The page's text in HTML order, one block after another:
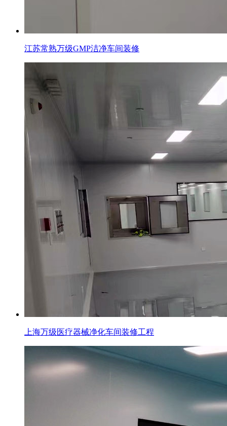
江苏常熟万级GMP洁净车间装修
上海万级医疗器械净化车间装修工程